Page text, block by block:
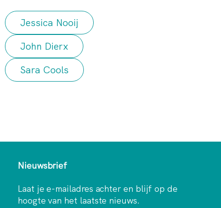
Jessica Nooij
John Dierx
Sara Cools
Nieuwsbrief
Laat je e-mailadres achter en blijf op de
hoogte van het laatste nieuws.